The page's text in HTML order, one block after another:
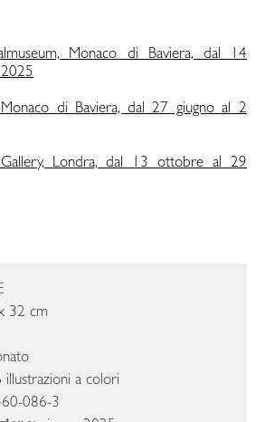
Monaco di Baviera, dal 14
di Baviera, dal 27 giugno al 2
Gallery, Londra, dal 13 ottobre al 29
32 cm
illustrazioni a colori
086-3